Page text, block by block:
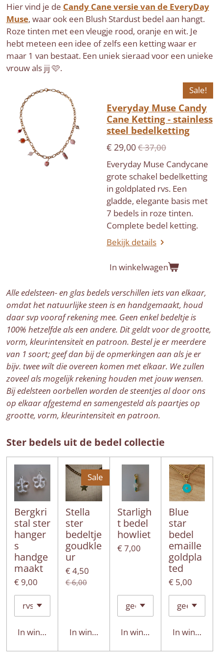
Hier vind je de Candy Cane versie van de EveryDay
Muse, waar ook een Blush Stardust bedel aan hangt.
Roze tinten met een vleugje rood, oranje en wit. Je
hebt meteen een idee of zelfs een ketting waar er
maar 1 van bestaat. Een uniek sieraad voor een unieke
vrouw als jij 🩷.
Sale!
Everyday Muse Candy
Cane Ketting - stainless
steel bedelketting
€ 29,00€ 37,00
Everyday Muse Candycane
grote schakel bedelketting
in goldplated rvs. Een
gladde, elegante basis met
7 bedels in roze tinten.
Complete bedel ketting.
Bekijk details
In winkelwagen
Alle edelsteen- en glas bedels verschillen iets van elkaar,
omdat het natuurlijke steen is en handgemaakt, houd
daar svp vooraf rekening mee. Geen enkel bedeltje is
100% hetzelfde als een andere. Dit geldt voor de grootte,
vorm, kleurintensiteit en patroon. Bestel je er meerdere
van 1 soort; geef dan bij de opmerkingen aan als je er
bijv. twee wilt die overeen komen met elkaar. We zullen
zoveel als mogelijk rekening houden met jouw wensen.
Bij edelsteen oorbellen worden de steentjes al door ons
op elkaar afgestemd en samengesteld als paartjes op
grootte, vorm, kleurintensiteit en patroon.
Ster bedels uit de bedel collectie
Bergkri
stal ster
hanger
s
handge
maakt
€ 9,00
In winkelwagen
Sale
Stella
ster
bedeltje
goudkle
ur
€ 4,50
€ 6,00
In winkelwagen
Starligh
t bedel
howliet
€ 7,00
In winkelwagen
Blue
star
bedel
emaille
goldpla
ted
€ 5,00
In